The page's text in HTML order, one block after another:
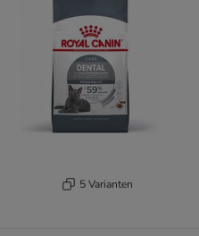
5 Varianten